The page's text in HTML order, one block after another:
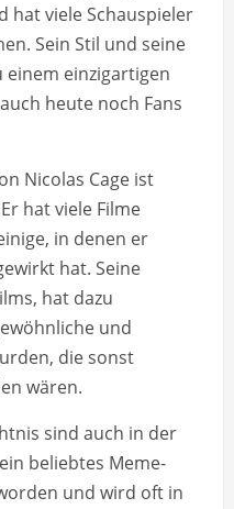
hat viele Schauspieler
Sein Stil und seine
einem einzigartigen
heute noch Fans
Nicolas Cage ist
hat viele Filme
in denen er
hat. Seine
hat dazu
und
die sonst
wären.
sind auch in der
beliebtes Meme-
und wird oft in